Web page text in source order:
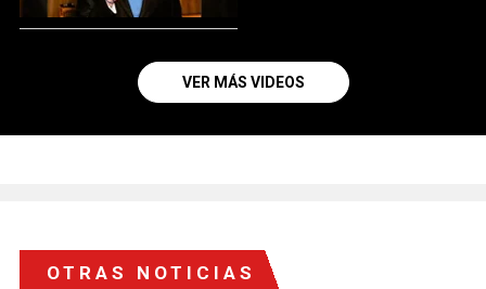
VER MÁS VIDEOS
OTRAS NOTICIAS